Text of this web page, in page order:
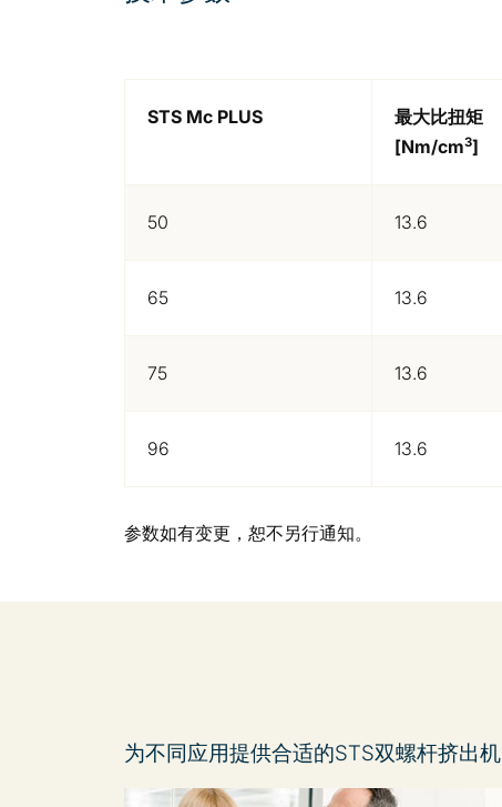
STS Mc PLUS
最大比扭矩
[Nm/cm3]
50 13.6
65 13.6
75 13.6
96 13.6
参数如有变更，恕不另行通知。
为不同应用提供合适的STS双螺杆挤出机